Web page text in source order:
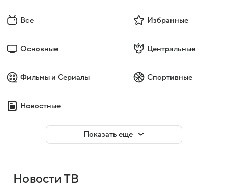
Все Избранные
Основные Центральные
Фильмы и Сериалы Спортивные
Новостные
Показать еще
Новости ТВ